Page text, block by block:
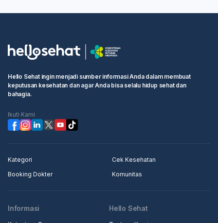
Hello Sehat ingin menjadi sumber informasi Anda dalam membuat
keputusan kesehatan dan agar Anda bisa selalu hidup sehat dan
bahagia.
Ikuti Kami
Kategori
Cek Kesehatan
Booking Dokter
Komunitas
Informasi Hello Sehat